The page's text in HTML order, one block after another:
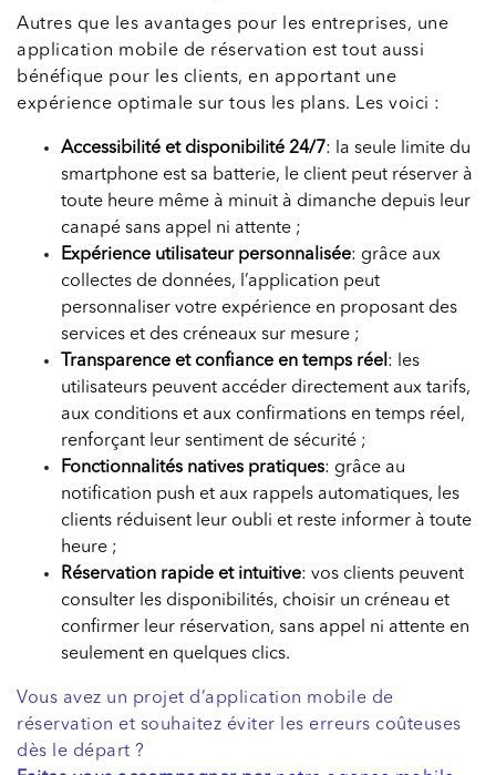
Autres que les avantages pour les entreprises, une
application mobile de réservation est tout aussi
bénéfique pour les clients, en apportant une
expérience optimale sur tous les plans. Les voici :
Accessibilité et disponibilité 24/7: la seule limite du
smartphone est sa batterie, le client peut réserver à
toute heure même à minuit à dimanche depuis leur
canapé sans appel ni attente ;
Expérience utilisateur personnalisée: grâce aux
collectes de données, l’application peut
personnaliser votre expérience en proposant des
services et des créneaux sur mesure ;
Transparence et confiance en temps réel : les
utilisateurs peuvent accéder directement aux tarifs,
aux conditions et aux confirmations en temps réel,
renforçant leur sentiment de sécurité ;
Fonctionnalités natives pratiques: grâce au
notification push et aux rappels automatiques, les
clients réduisent leur oubli et reste informer à toute
heure ;
Réservation rapide et intuitive: vos clients peuvent
consulter les disponibilités, choisir un créneau et
confirmer leur réservation, sans appel ni attente en
seulement en quelques clics.
Vous avez un projet d’application mobile de
réservation et souhaitez éviter les erreurs coûteuses
dès le départ ?